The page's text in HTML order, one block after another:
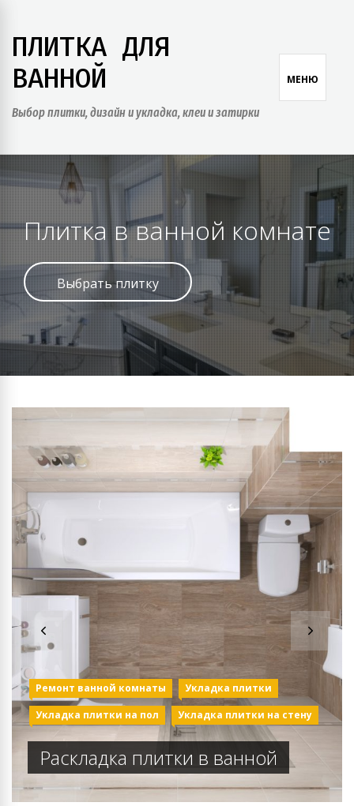
content
ПЛИТКА ДЛЯ
ВАННОЙ
Выбор плитки, дизайн и укладка, клеи и затирки
МЕНЮ
Плитка в ванной комнате
Выбрать плитку
Ремонт ванной комнаты
Укладка плитки
Укладка плитки на пол
Укладка плитки на стену
Монтаж плитки в ванной